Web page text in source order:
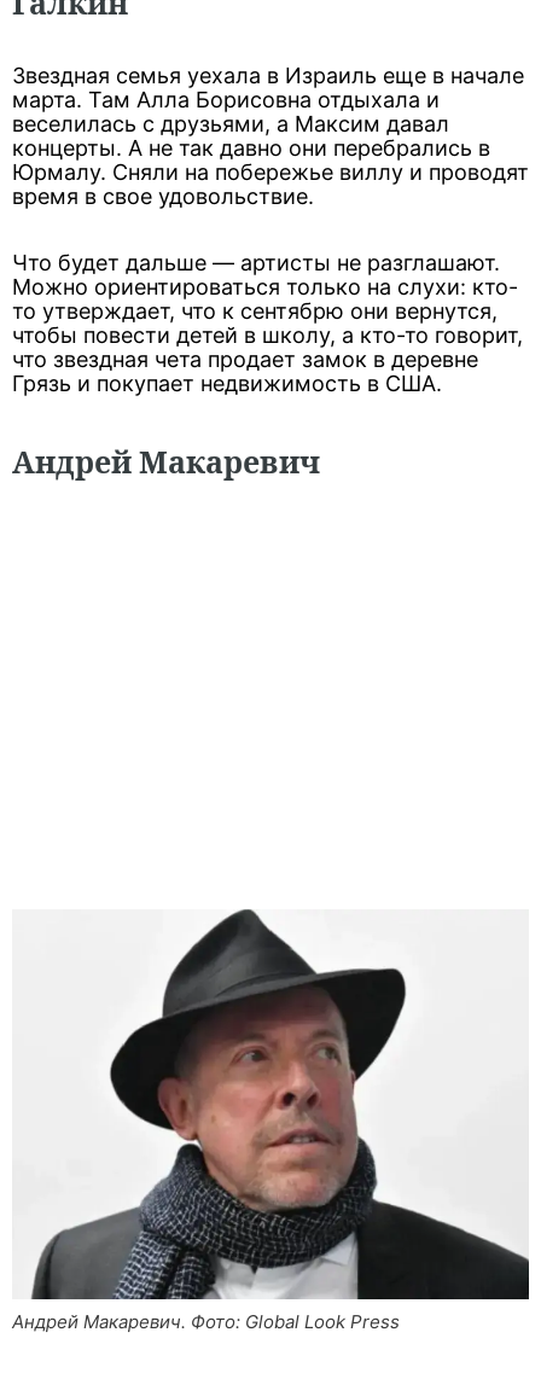
Звездная семья уехала в Израиль еще в начале
марта. Там Алла Борисовна отдыхала и
веселилась с друзьями, а Максим давал
концерты. А не так давно они перебрались в
Юрмалу. Сняли на побережье виллу и проводят
время в свое удовольствие.
Что будет дальше — артисты не разглашают.
Можно ориентироваться только на слухи: кто-
то утверждает, что к сентябрю они вернутся,
чтобы повести детей в школу, а кто-то говорит,
что звездная чета продает замок в деревне
Грязь и покупает недвижимость в США.
Андрей Макаревич
Андрей Макаревич. Фото: Global Look Press